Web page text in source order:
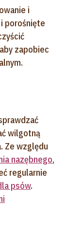
i
porośnięte
zapobiec
wilgotną
Ze względu
nazębnego,
regularnie
psów.